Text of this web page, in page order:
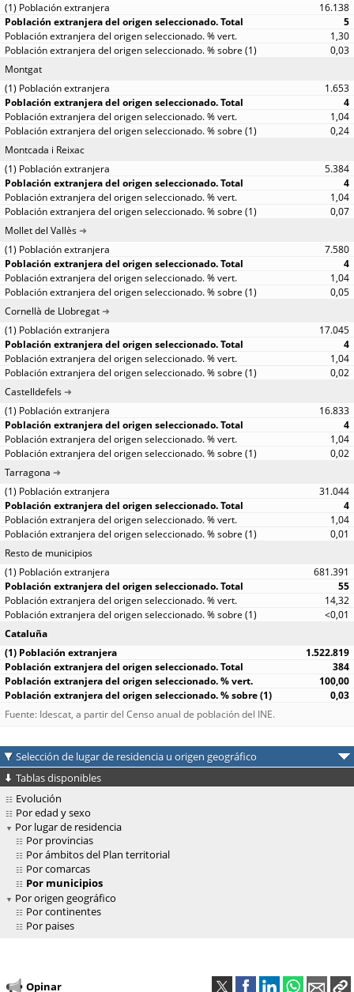
16.138
5
1,30
0,03
Montgat
1.653
4
1,04
0,24
Montcada i Reixac
5.384
4
1,04
0,07
Mollet del Vallès
7.580
4
1,04
0,05
Cornellà de Llobregat
17.045
4
1,04
0,02
Castelldefels
16.833
4
1,04
0,02
Tarragona
31.044
4
1,04
0,01
Resto de municipios
681.391
55
14,32
<0,01
Cataluña
1.522.819
384
100,00
0,03
Fuente: Idescat, a partir del Censo anual de población del INE.
Selección de lugar de residencia u origen geográfico
Tablas disponibles
Evolución
Por edad y sexo
Por lugar de residencia
Por provincias
Por ámbitos del Plan territorial
Por comarcas
Por municipios
Por origen geográfico
Por continentes
Por paises
Opinar